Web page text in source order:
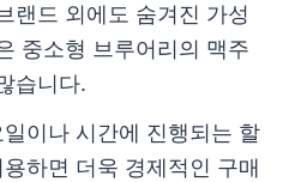
랜드 외에도 숨겨진 가성
중소형 브루어리의 맥주
습니다.
일이나 시간에 진행되는 할
용하면 더욱 경제적인 구매